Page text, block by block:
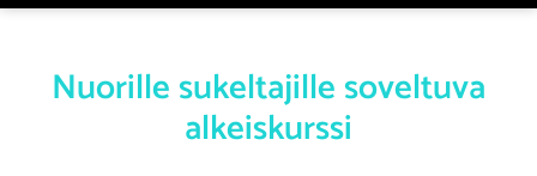
Nuorille sukeltajille soveltuva
alkeiskurssi